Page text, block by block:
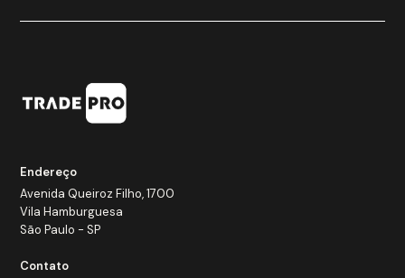
Endereço
Avenida Queiroz Filho, 1700
Vila Hamburguesa
São Paulo - SP
Contato